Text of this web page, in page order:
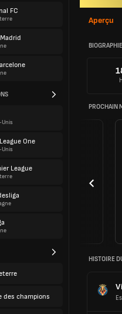
FC
One
League
des champions
Aperçu
BIOGRAPHIE
PROCHAIN
HISTOIRE